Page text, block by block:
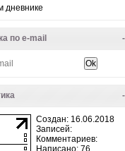
дневнике
-
по e-mail
-
Создан: 16.06.2018
Записей:
Комментариев:
Написано: 76